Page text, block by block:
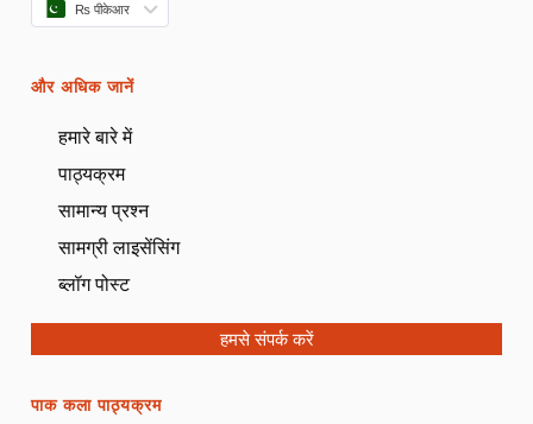
₨ पीकेआर
और अधिक जानें
हमारे बारे में
पाठ्यक्रम
सामान्य प्रश्न
सामग्री लाइसेंसिंग
ब्लॉग पोस्ट
हमसे संपर्क करें
पाक कला पाठ्यक्रम